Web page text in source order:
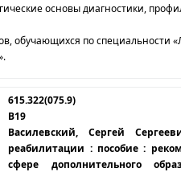
основы диагностики,
обучающихся по специальности
615.322(075.9)
В19
Василевский, Сергей
реабилитации : пособие :
сфере дополнительного